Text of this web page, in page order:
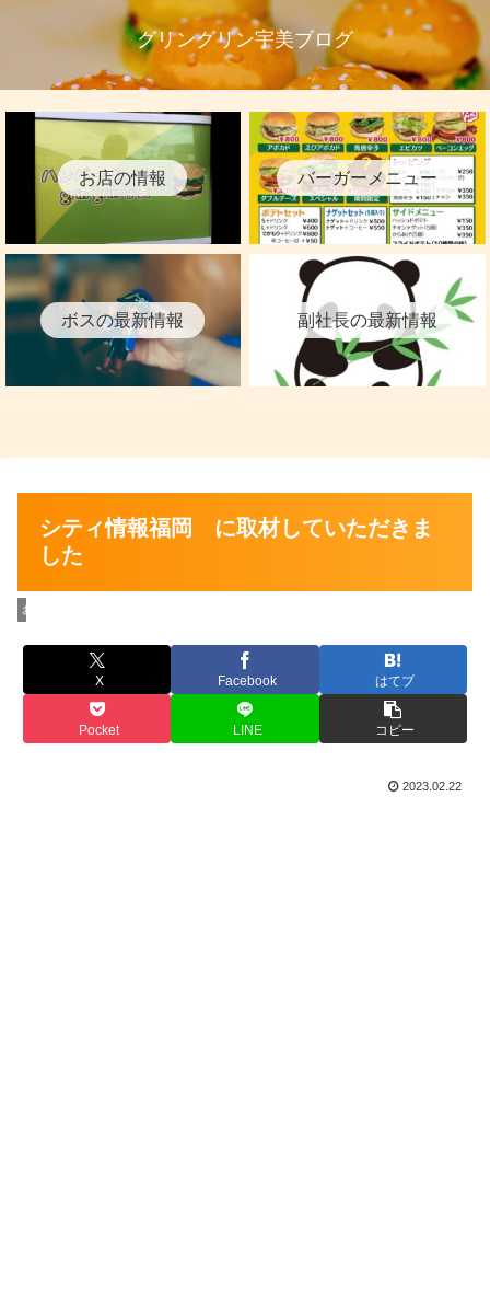
グリングリン宇美ブログ
お店の情報 バーガーメニュー
ボスの最新情報 副社長の最新情報
シティ情報福岡 に取材していただきま
した
お店の情報
X Facebook はてブ
Pocket LINE コピー
2023.02.22